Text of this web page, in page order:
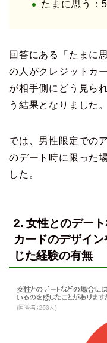
たまに思う：
回答にある「たまに
の人がクレジットカ
が相手側にどう見ら
う結果となりました。
では、男性限定での
のデート時に限った
した。
2. 女性とのデー
カードのデザイ
じた経験の有無